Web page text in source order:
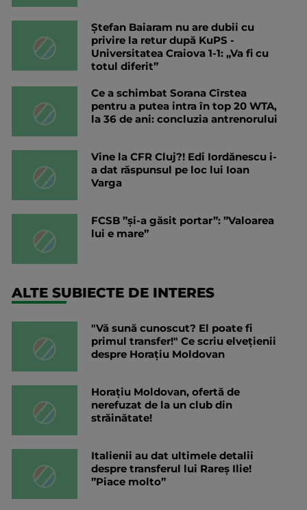
Ștefan Baiaram nu are dubii cu
privire la retur după KuPS -
Universitatea Craiova 1-1: „Va fi cu
totul diferit”
Ce a schimbat Sorana Cîrstea
pentru a putea intra în top 20 WTA,
la 36 de ani: concluzia antrenorului
Vine la CFR Cluj?! Edi Iordănescu i-
a dat răspunsul pe loc lui Ioan
Varga
FCSB ”și-a găsit portar”: ”Valoarea
lui e mare”
ALTE SUBIECTE DE INTERES
"Vă sună cunoscut? El poate fi
primul transfer!" Ce scriu elvețienii
despre Horațiu Moldovan
Horațiu Moldovan, ofertă de
nerefuzat de la un club din
străinătate!
Italienii au dat ultimele detalii
despre transferul lui Rareș Ilie!
”Piace molto”